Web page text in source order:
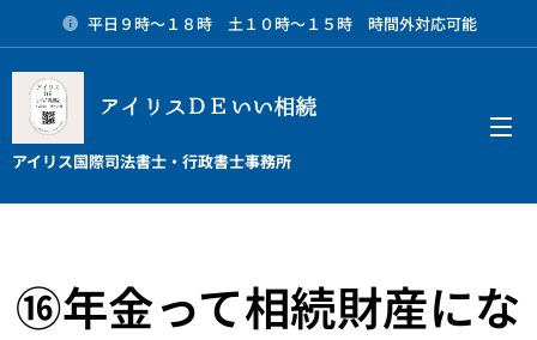
平日９時～１８時 土１０時～１５時 時間外対応可能
アイリスＤＥいい相続
アイリス国際司法書士・行政書士事務所
⑯年金って相続財産にな